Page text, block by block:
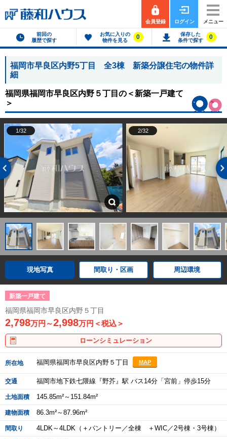
会員登録 ログイン メニュー
前回の
履歴で探す
お気に入りの
物件を見る
0
保存した
条件で探す
0
福岡市早良区内野5丁目 全3棟 新築分譲住宅の物件詳
細
福岡県福岡市早良区内野５丁目の ＜新築一戸建て
＞
1/32 2/32
現地写真 間取り・区画 周辺環境
新築一戸建て
福岡県福岡市早良区内野５丁目
2,798万円～2,998万円＜税込＞
ローンシミュレーション
所在地 福岡県福岡市早良区内野５丁目 MAP
交通 福岡市地下鉄七隈線『野芥』駅 バス14分「宮前」停歩15分
土地面積 145.85m²～151.84m²
建物面積 86.3m²～87.96m²
間取り 4LDK～4LDK（＋パントリー／全棟 ＋WIC／2号棟・3号棟）